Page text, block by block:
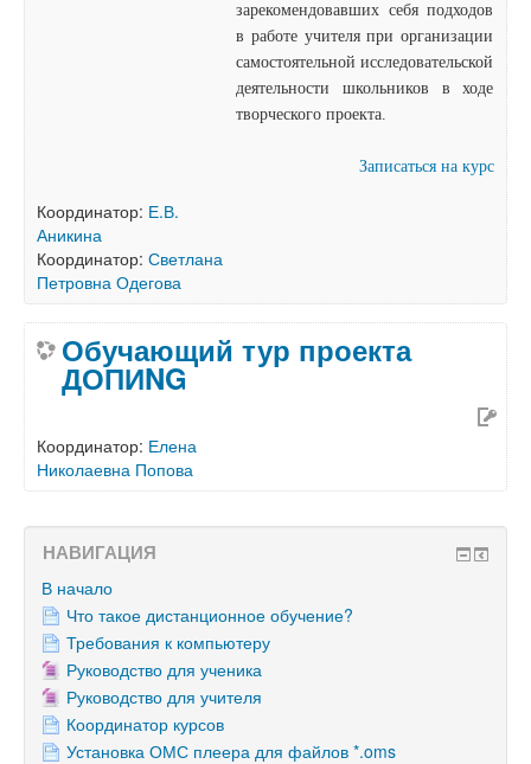
зарекомендовавших себя подходов
в работе учителя при организации
самостоятельной исследовательской
деятельности школьников в ходе
творческого проекта.
Записаться на курс
Координатор: Е.В.
Аникина
Координатор: Светлана
Петровна Одегова
Обучающий тур проекта
ДОПИNG
Координатор: Елена
Николаевна Попова
НАВИГАЦИЯ
В начало
Что такое дистанционное обучение?
Требования к компьютеру
Руководство для ученика
Руководство для учителя
Координатор курсов
Установка ОМС плеера для файлов *.oms